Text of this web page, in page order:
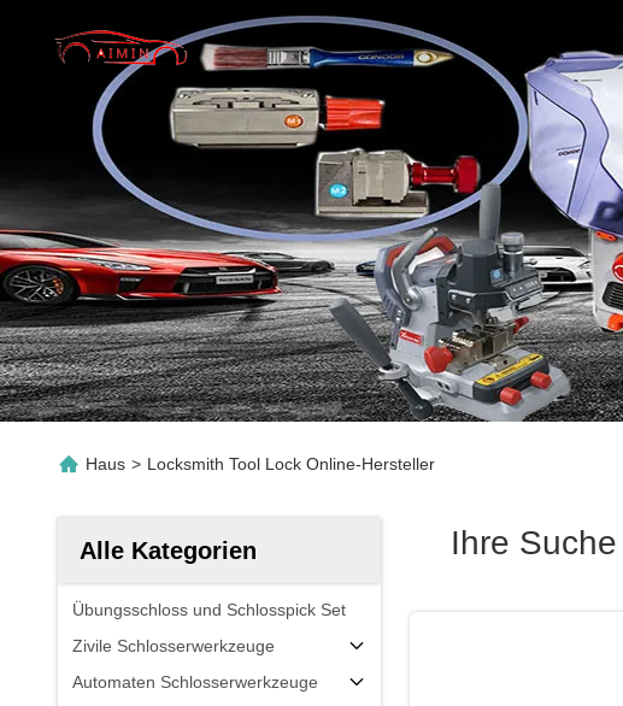
Haus > Locksmith Tool Lock Online-Hersteller
Alle Kategorien
Übungsschloss und Schlosspick Set
Zivile Schlosserwerkzeuge
Automaten Schlosserwerkzeuge
Ihre Suche